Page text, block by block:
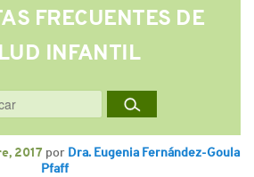
SOMOS
FUNCIONA
MÉDICO
FRECUENTES
FRECUENTES DE
INFANTIL
2017 por Dra. Eugenia Fernández-Goula
Pfaff